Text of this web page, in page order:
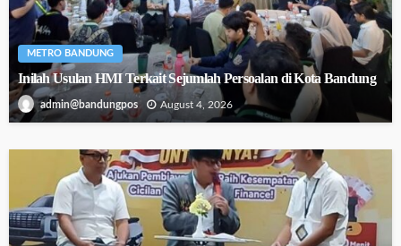
METRO BANDUNG
Inilah Usulan HMI Terkait Sejumlah Persoalan di Kota Bandung
admin@bandungpos August 4, 2026